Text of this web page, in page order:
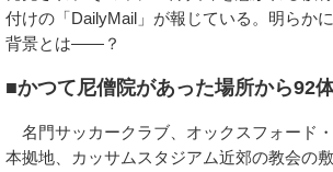
付けの「DailyMail」が報じている。明らか
背景とは――？
■かつて尼僧院があった場所から92
名門サッカークラブ、オックスフォード
本拠地、カッサムスタジアム近郊の教会の